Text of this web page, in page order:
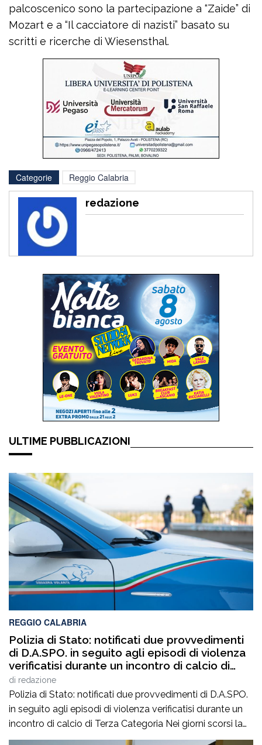
palcoscenico sono la partecipazione a “Zaide” di
Mozart e a “Il cacciatore di nazisti” basato su
scritti e ricerche di Wiesensthal.
Categorie Reggio Calabria
redazione
ULTIME PUBBLICAZIONI
REGGIO CALABRIA
Polizia di Stato: notificati due provvedimenti
di D.A.SPO. in seguito agli episodi di violenza
verificatisi durante un incontro di calcio di
Terza Categoria
di redazione
Polizia di Stato: notificati due provvedimenti di D.A.SPO.
in seguito agli episodi di violenza verificatisi durante un
incontro di calcio di Terza Categoria Nei giorni scorsi la
Polizia di Stato ha notificato due provvedimenti di